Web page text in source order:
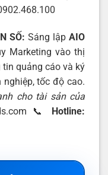
SỐ: Sáng lậpAIO
Marketing vào thị
quảng cáo và ký
tốc độ cao.
cho tài sản của
📞
Hotline: